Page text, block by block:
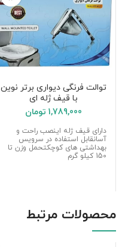
توالت فرنگی دیواری برتر نوین
با قیف ژله ای
1,789,000 تومان
دارای قیف ژله اینصب راحت و
آسانقابل استفاده در سرویس
بهداشتی های کوچکتحمل وزن تا
150 کیلو گرم
محصولات مرتبط